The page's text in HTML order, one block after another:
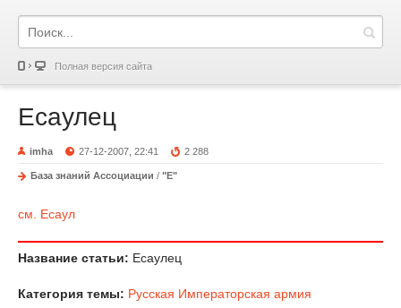
Полная версия сайта
Есаулец
imha 27-12-2007, 22:41 2 288
База знаний Ассоциации / "Е"
см. Есаул
Название статьи: Есаулец
Категория темы: Русская Императорская армия